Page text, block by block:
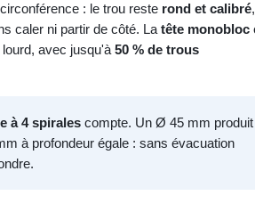
: le trou reste rond et calibré
caler ni partir de côté. Latête monobloc
lourd, avec jusqu'à50 % de trous
à 4 spirales compte. Un Ø 45 mm produit
à profondeur égale : sans évacuation